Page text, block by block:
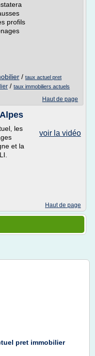
profils
/ taux actuel pret
/ taux immobiliers actuels
Haut de page
voir la vidéo
les
et la
Haut de page
pret immobilier